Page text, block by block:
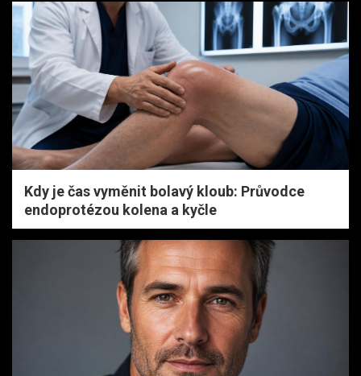
Kdy je čas vyměnit bolavý kloub: Průvodce
endoprotézou kolena a kyčle